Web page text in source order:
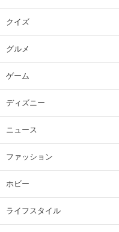
クイズ
グルメ
ゲーム
ディズニー
ニュース
ファッション
ホビー
ライフスタイル